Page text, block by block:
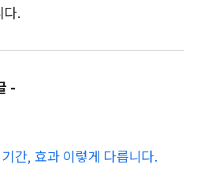
다.
-
간, 효과 이렇게 다릅니다.